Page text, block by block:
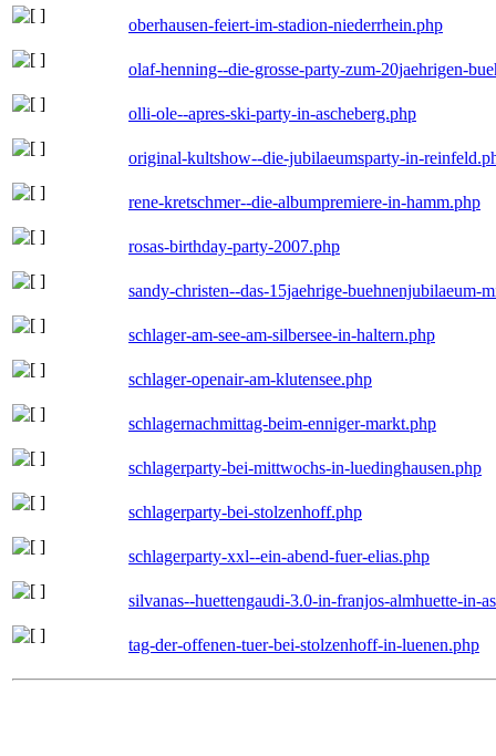
oberhausen-feiert-im-stadion-niederrhein.php
olaf-henning--die-grosse-party-zum-20jaehrigen-
olli-ole--apres-ski-party-in-ascheberg.php
original-kultshow--die-jubilaeumsparty-in-
rene-kretschmer--die-albumpremiere-in-hamm.php
rosas-birthday-party-2007.php
sandy-christen--das-15jaehrige-buehnenjubilaeum-
schlager-am-see-am-silbersee-in-haltern.php
schlager-openair-am-klutensee.php
schlagernachmittag-beim-enniger-markt.php
schlagerparty-bei-mittwochs-in-luedinghausen.php
schlagerparty-bei-stolzenhoff.php
schlagerparty-xxl--ein-abend-fuer-elias.php
silvanas--huettengaudi-3.0-in-franjos-almhuette-in-
tag-der-offenen-tuer-bei-stolzenhoff-in-luenen.php